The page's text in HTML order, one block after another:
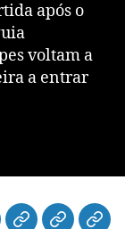
após o
voltam a
a entrar